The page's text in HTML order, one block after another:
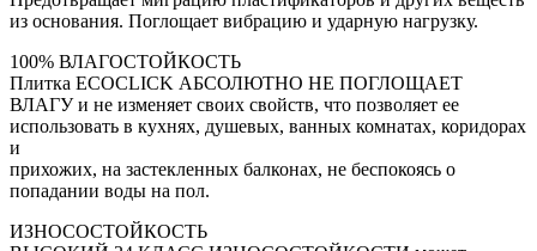
из основания. Поглощает вибрацию и ударную нагрузку.
100% ВЛАГОСТОЙКОСТЬ
Плитка ECOCLICK АБСОЛЮТНО НЕ ПОГЛОЩАЕТ
ВЛАГУ и не изменяет своих свойств, что позволяет ее
использовать в кухнях, душевых, ванных комнатах, коридорах
и
прихожих, на застекленных балконах, не беспокоясь о
попадании воды на пол.
ИЗНОСОСТОЙКОСТЬ